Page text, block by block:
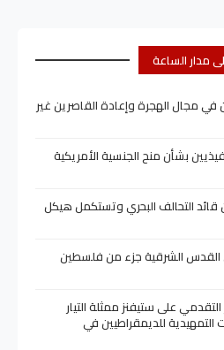
مدار الساعة
في مجال الهجرة وإعادة القاصرين غير
بشأن منح الجنسية الأمريكية
قائد التحالف البحري وتستكمل هيكل
القدس الشرقية جزء من فلسطين
على ستيفنز ممثلة التيار
التمهيدية للديمقراطيين في